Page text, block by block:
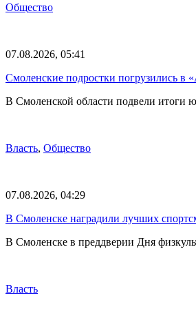
Общество
07.08.2026, 05:41
Смоленские подростки погрузились в
В Смоленской области подвели итоги
Власть, Общество
07.08.2026, 04:29
В Смоленске наградили лучших
В Смоленске в преддверии Дня
Власть